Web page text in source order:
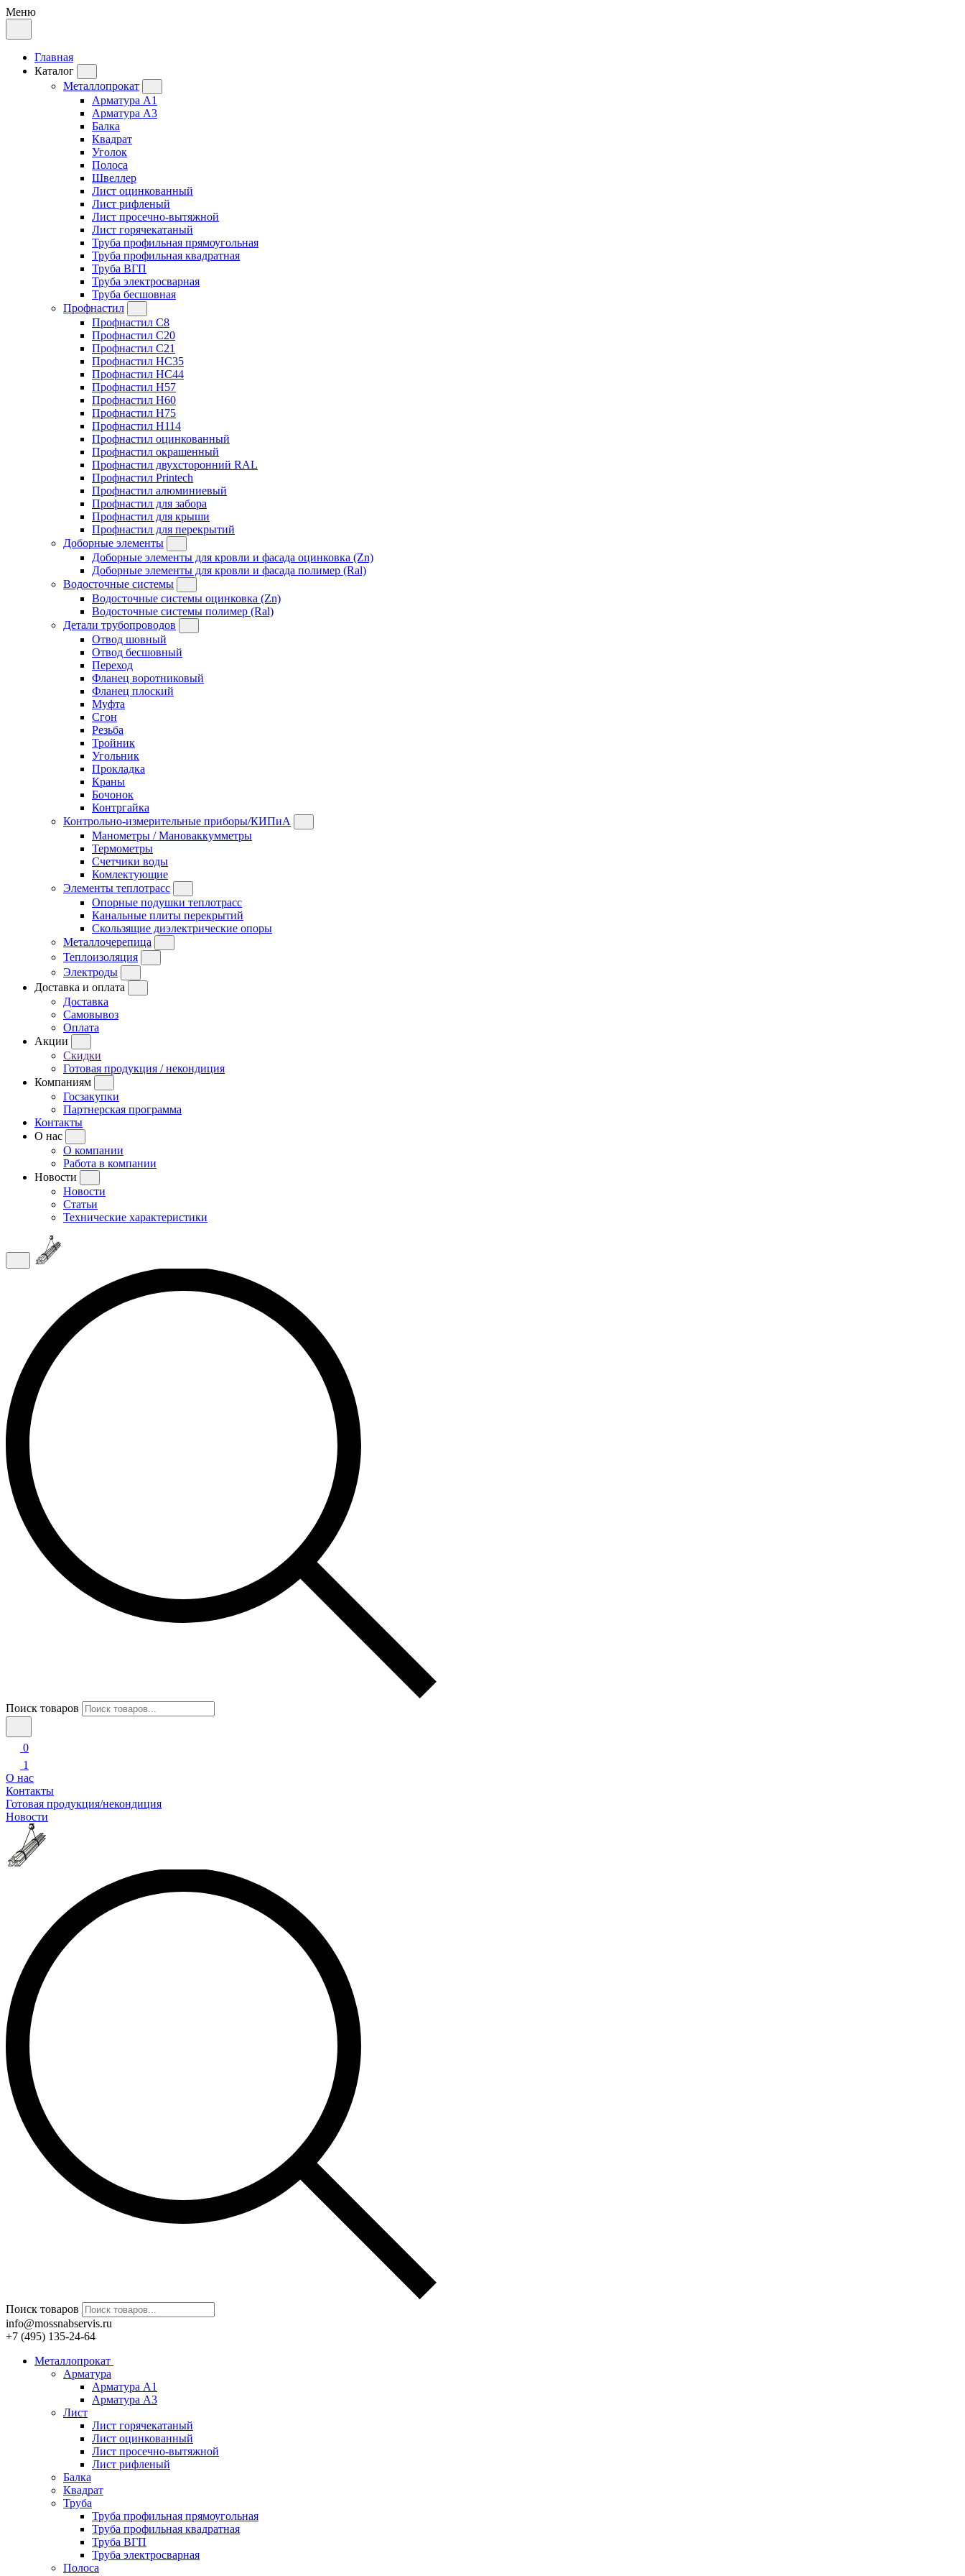
Меню
Главная
Каталог
Металлопрокат
Арматура А1
Арматура А3
Балка
Квадрат
Уголок
Полоса
Швеллер
Лист оцинкованный
Лист рифленый
Лист просечно-вытяжной
Лист горячекатаный
Труба профильная прямоугольная
Труба профильная квадратная
Труба ВГП
Труба электросварная
Труба бесшовная
Профнастил
Профнастил C8
Профнастил C20
Профнастил C21
Профнастил HC35
Профнастил HC44
Профнастил H57
Профнастил H60
Профнастил H75
Профнастил H114
Профнастил оцинкованный
Профнастил окрашенный
Профнастил двухсторонний RAL
Профнастил Printech
Профнастил алюминиевый
Профнастил для забора
Профнастил для крыши
Профнастил для перекрытий
Доборные элементы
Доборные элементы для кровли и фасада оцинковка (Zn)
Доборные элементы для кровли и фасада полимер (Ral)
Водосточные системы
Водосточные системы оцинковка (Zn)
Водосточные системы полимер (Ral)
Детали трубопроводов
Отвод шовный
Отвод бесшовный
Переход
Фланец воротниковый
Фланец плоский
Муфта
Сгон
Резьба
Тройник
Угольник
Прокладка
Краны
Бочонок
Контргайка
Контрольно-измерительные приборы/КИПиА
Манометры / Мановаккумметры
Термометры
Счетчики воды
Комлектующие
Элементы теплотрасс
Опорные подушки теплотрасс
Канальные плиты перекрытий
Скользящие диэлектрические опоры
Металлочерепица
Теплоизоляция
Электроды
Доставка и оплата
Доставка
Самовывоз
Оплата
Акции
Скидки
Готовая продукция / некондиция
Компаниям
Госзакупки
Партнерская программа
Контакты
О нас
О компании
Работа в компании
Новости
Новости
Статьи
Технические характеристики
Поиск товаров
0
1
О нас
Контакты
Готовая продукция/некондиция
Новости
Поиск товаров
info@mossnabservis.ru
+7 (495) 135-24-64
Металлопрокат
Арматура
Арматура А1
Арматура А3
Лист
Лист горячекатаный
Лист оцинкованный
Лист просечно-вытяжной
Лист рифленый
Балка
Квадрат
Труба
Труба профильная прямоугольная
Труба профильная квадратная
Труба ВГП
Труба электросварная
Полоса